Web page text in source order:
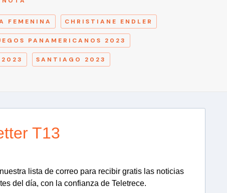
FEMENINA CHRISTIANE ENDLER
PANAMERICANOS 2023
2023 SANTIAGO 2023
T13
lista de correo para recibir gratis las noticias
del día, con la confianza de Teletrece.